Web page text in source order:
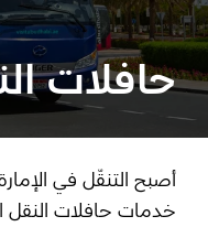
دليلك لأبوظبي
فعاليات
حافلات
أصبح التنقّل في
خدمات حافلات النقل